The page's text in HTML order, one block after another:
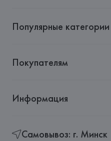
Популярные категории
Покупателям
Информация
Самовывоз: г. Минск